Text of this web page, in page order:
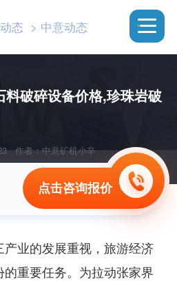
态 > 中意动态
料破碎设备价格,珍珠岩破
作者：中意矿机小辛
点击咨询报价
业的发展重视，旅游经济
重要任务。为拉动张家界